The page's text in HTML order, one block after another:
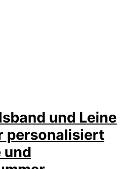
und Leine
personalisiert
und